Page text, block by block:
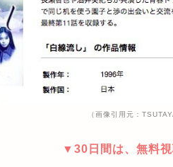
（画像引用元：
▼30日間は、無料